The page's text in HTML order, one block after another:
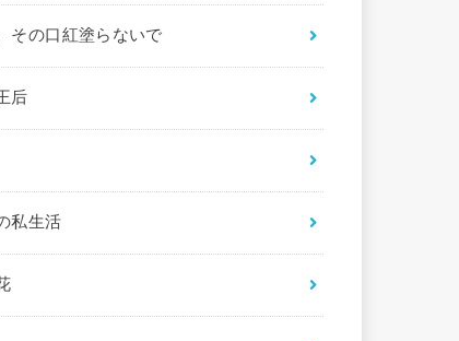
その口紅塗らないで
后
私生活